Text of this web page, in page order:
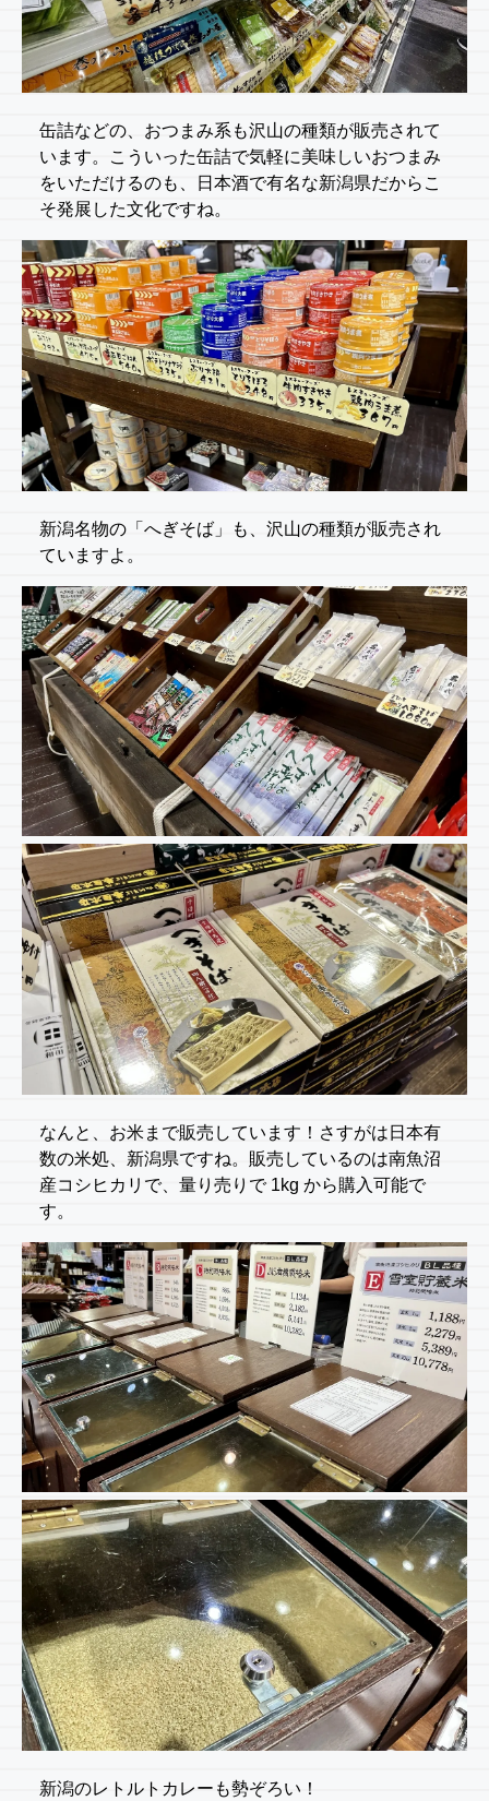
缶詰などの、おつまみ系も沢山の種類が販売されて
います。こういった缶詰で気軽に美味しいおつまみ
をいただけるのも、日本酒で有名な新潟県だからこ
そ発展した文化ですね。
新潟名物の「へぎそば」も、沢山の種類が販売され
ていますよ。
なんと、お米まで販売しています！さすがは日本有
数の米処、新潟県ですね。販売しているのは南魚沼
産コシヒカリで、量り売りで 1kg から購入可能で
す。
新潟のレトルトカレーも勢ぞろい！